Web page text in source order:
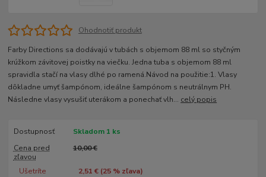
Ohodnotiť produkt
Farby Directions sa dodávajú v tubách s objemom 88 ml so styčným
krúžkom závitovej poistky na viečku. Jedna tuba s objemom 88 ml
spravidla stačí na vlasy dlhé po ramená.Návod na použitie:1. Vlasy
dôkladne umyť šampónom, ideálne šampónom s neutrálnym PH.
Následne vlasy vysušiť uterákom a ponechať vlh... celý popis
Dostupnosť
Skladom 1 ks
Cena pred
zľavou
10,00 €
Ušetríte 2,51 € (25% zľava)